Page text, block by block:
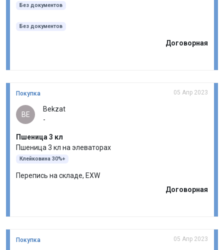
Без документов
Без документов
Договорная
Покупка 05 Апр 2023
BE
Bekzat
-
Пшеница 3 кл
Пшеница 3 кл на элеваторах
Клейковина 30%+
Перепись на складе, EXW
Договорная
Покупка 05 Апр 2023